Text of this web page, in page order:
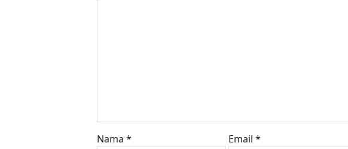
Nama * Email *